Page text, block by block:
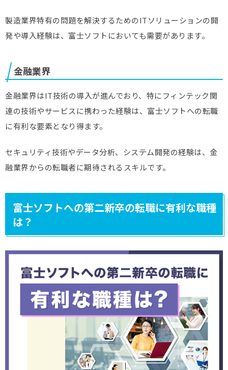
製造業界特有の問題を解決するためのITソリューションの開
発や導入経験は、富士ソフトにおいても需要があります。
金融業界
金融業界はIT技術の導入が進んでおり、特にフィンテック関
連の技術やサービスに携わった経験は、富士ソフトへの転職
に有利な要素となり得ます。
セキュリティ技術やデータ分析、システム開発の経験は、金
融業界からの転職者に期待されるスキルです。
富士ソフトへの第二新卒の転職に有利な職種
は？